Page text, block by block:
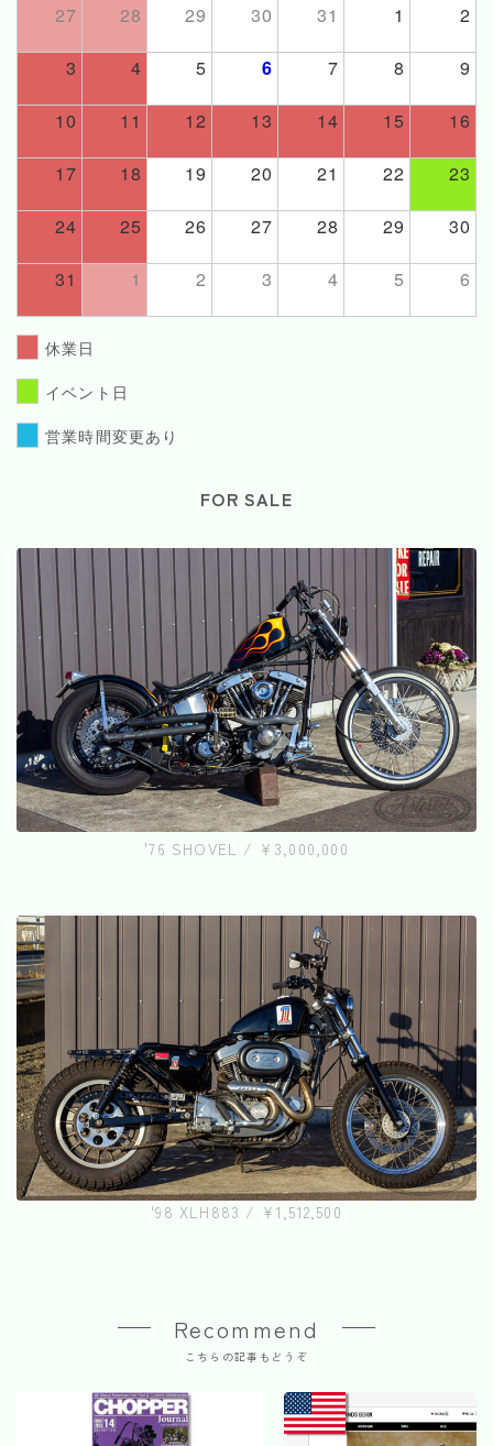
27 28 29 30 31 1 2
3 4 5 6 7 8 9
10 11 12 13 14 15 16
17 18 19 20 21 22 23
24 25 26 27 28 29 30
31 1 2 3 4 5 6
休業日
イベント日
営業時間変更あり
FOR SALE
'76 SHOVEL / ¥3,000,000
'98 XLH883 / ¥1,512,500
Recommend
こちらの記事もどうぞ